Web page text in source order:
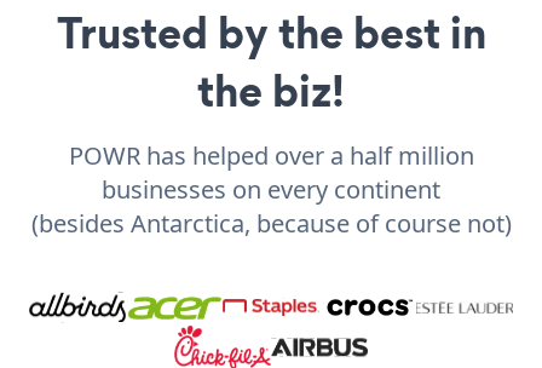
Trusted by the best in
the biz!
POWR has helped over a half million
businesses on every continent
(besides Antarctica, because of course not)